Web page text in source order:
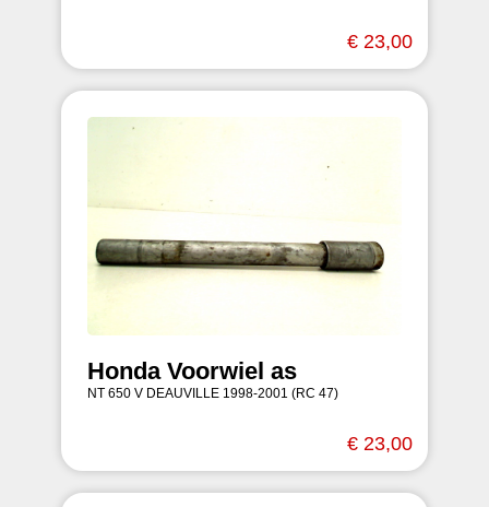
€ 23,00
Honda Voorwiel as
NT 650 V DEAUVILLE 1998-2001 (RC 47)
€ 23,00